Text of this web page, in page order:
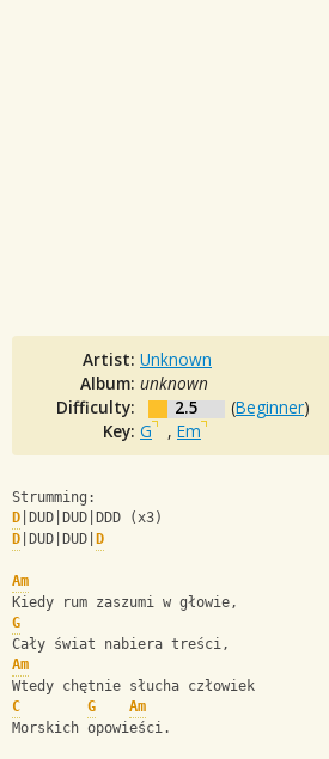
Artist: Unknown
Album: unknown
Difficulty:
2.5 (Beginner)
Key: G , Em
Strumming:
D |DUD|DUD|DDD (x3)
D |DUD|DUD| D
Am
Kiedy rum zaszumi w głowie,
G
Cały świat nabiera treści,
Am
Wtedy chętnie słucha człowiek
C
G
Am
Morskich opowieści.